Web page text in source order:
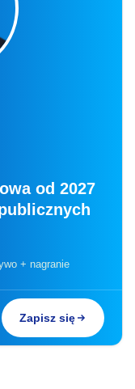
od 2027
+ nagranie
Zapisz się